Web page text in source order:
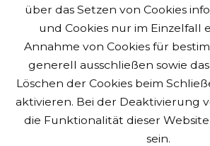
über das Setzen von Cookies
und Cookies nur im Einzelfall
Annahme von Cookies für
generell ausschließen sowie
Löschen der Cookies beim
aktivieren. Bei der Deaktivierung
die Funktionalität dieser
sein.